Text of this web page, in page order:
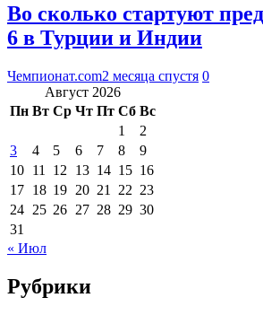
Во сколько стартуют
6 в Турции и Индии
Чемпионат.com2 месяца спустя 0
Август 2026
Пн Вт Ср Чт Пт Сб Вс
1
2
3
4 5 6 7 8
9
10 11 12 13 14 15 16
17 18 19 20 21 22 23
24 25 26 27 28 29 30
31
« Июл
Рубрики